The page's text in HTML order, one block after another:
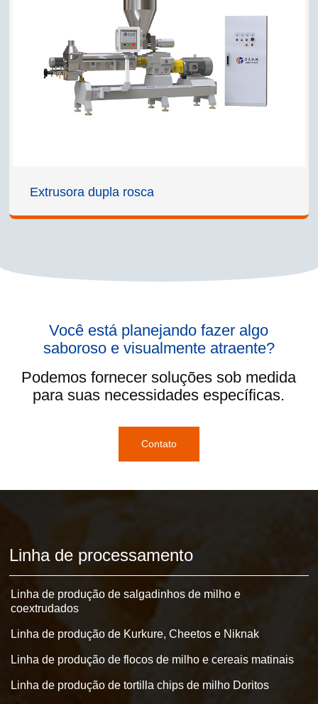
Extrusora dupla rosca
Você está planejando fazer algo
saboroso e visualmente atraente?
Podemos fornecer soluções sob medida
para suas necessidades específicas.
Contato
Linha de processamento
Linha de produção de salgadinhos de milho e
coextrudados
Linha de produção de Kurkure, Cheetos e Niknak
Linha de produção de flocos de milho e cereais matinais
Linha de produção de tortilla chips de milho Doritos